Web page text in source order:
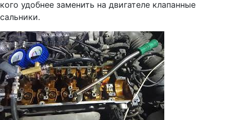
кого удобнее заменить на двигателе клапанные
сальники.